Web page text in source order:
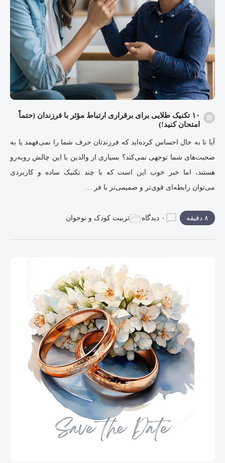
۱۰ تکنیک طلایی برای برقراری ارتباط مؤثر با فرزندان (حتماً
امتحان کنید!)
آیا تا به حال احساس کرده‌اید که فرزندتان حرف شما را نمی‌فهمد یا به
صحبت‌های شما توجهی نمی‌کند؟ بسیاری از والدین با این چالش روبه‌رو
هستند، اما خبر خوب این است که با چند تکنیک ساده و کاربردی
می‌توان رابطه‌ای قوی‌تر و صمیمی‌تر با فر …
۸ دقیقه ۰ دیدگاه تربیت کودک و نوجوان